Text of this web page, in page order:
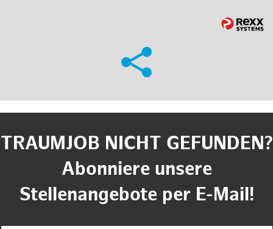
TRAUMJOB NICHT GEFUNDEN?
Abonniere unsere
Stellenangebote per E-Mail!